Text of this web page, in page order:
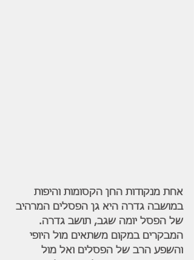
אחת מנקודות החן הקסומות והיפות
במושבה גדרה היא גן הפסלים המרהיב
של הפסל יומה שגב, תושב גדרה.
המבקרים במקום משתאים מול היופי
והשפע הרב של הפסלים ואל מול